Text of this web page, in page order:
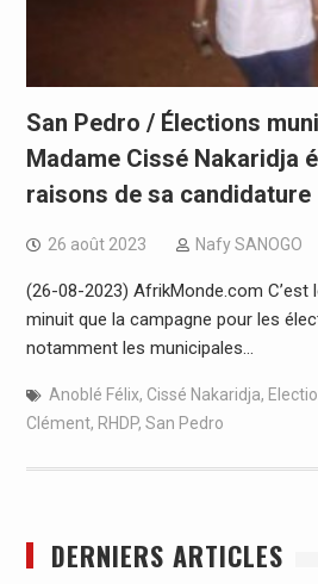
San Pedro / Élections
Madame Cissé Nakaridja
raisons de sa candidature
26 août 2023 Nafy SANOGO
(26-08-2023) AfrikMonde.com C’est
minuit que la campagne pour les
notamment les municipales…
Anoblé Félix, Cissé Nakaridja,
Clément, RHDP, San Pedro
DERNIERS ARTICLES